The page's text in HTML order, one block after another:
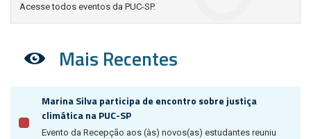
Acesse todos eventos da PUC-SP.
Mais Recentes
Marina Silva participa de encontro sobre justiça
climática na PUC-SP
Evento da Recepção aos (às) novos(as) estudantes reuniu